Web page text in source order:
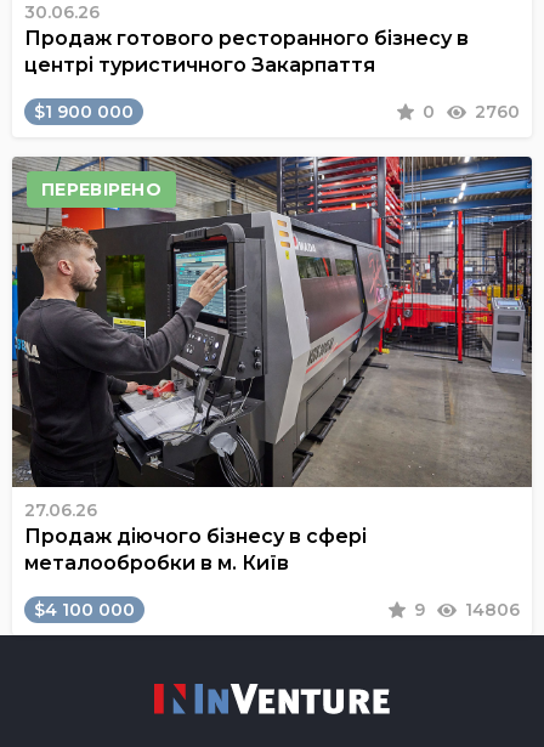
30.06.26
Продаж готового ресторанного бізнесу в
центрі туристичного Закарпаття
$1 900 000 0 2760
ПЕРЕВІРЕНО
27.06.26
Продаж діючого бізнесу в сфері
металообробки в м. Київ
$4 100 000 9 14806